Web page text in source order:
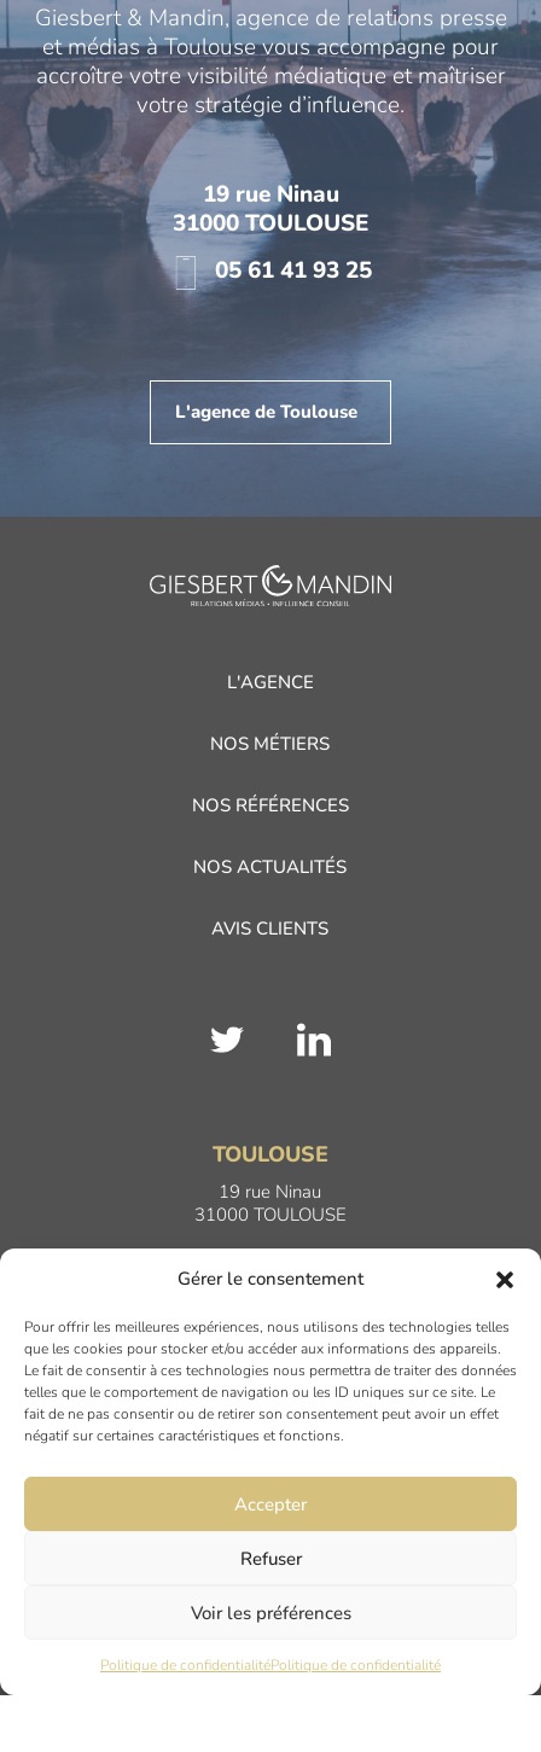
Gérer le consentement
Pour offrir les meilleures expériences, nous utilisons des technologies telles
que les cookies pour stocker et/ou accéder aux informations des appareils.
Le fait de consentir à ces technologies nous permettra de traiter des données
telles que le comportement de navigation ou les ID uniques sur ce site. Le
fait de ne pas consentir ou de retirer son consentement peut avoir un effet
négatif sur certaines caractéristiques et fonctions.
Accepter
Refuser
Voir les préférences
Politique de confidentialitéPolitique de confidentialité
Giesbert & Mandin, agence de relations presse
et médias à Toulouse vous accompagne pour
accroître votre visibilité médiatique et maîtriser
votre stratégie d’influence.
19 rue Ninau
31000 TOULOUSE
05 61 41 93 25
L'agence de Toulouse
L'AGENCE
NOS MÉTIERS
NOS RÉFÉRENCES
NOS ACTUALITÉS
AVIS CLIENTS
TOULOUSE
19 rue Ninau
31000 TOULOUSE
DIJON
6 rue du Docteur Chaussier
21000 DIJON
NANTES
44000 Nantes
LYON
69004 LYON